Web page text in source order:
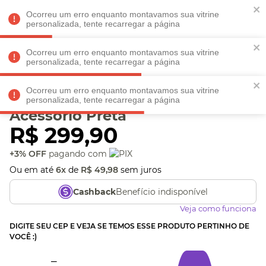
Ocorreu um erro enquanto montavamos sua vitrine
personalizada, tente recarregar a página
Ocorreu um erro enquanto montavamos sua vitrine
personalizada, tente recarregar a página
Ocorreu um erro enquanto montavamos sua vitrine
personalizada, tente recarregar a página
Faltam REGULAMENTO
Veja produtos perto de você! Informe seu CEP
Mochila Laptop Com
Acessório Preta
R$ 299,90
+3% OFF pagando com
Ou em até 6x de R$ 49,98 sem juros
CashbackBenefício indisponível
Veja como funciona
DIGITE SEU CEP E VEJA SE TEMOS ESSE PRODUTO PERTINHO DE
VOCÊ :)